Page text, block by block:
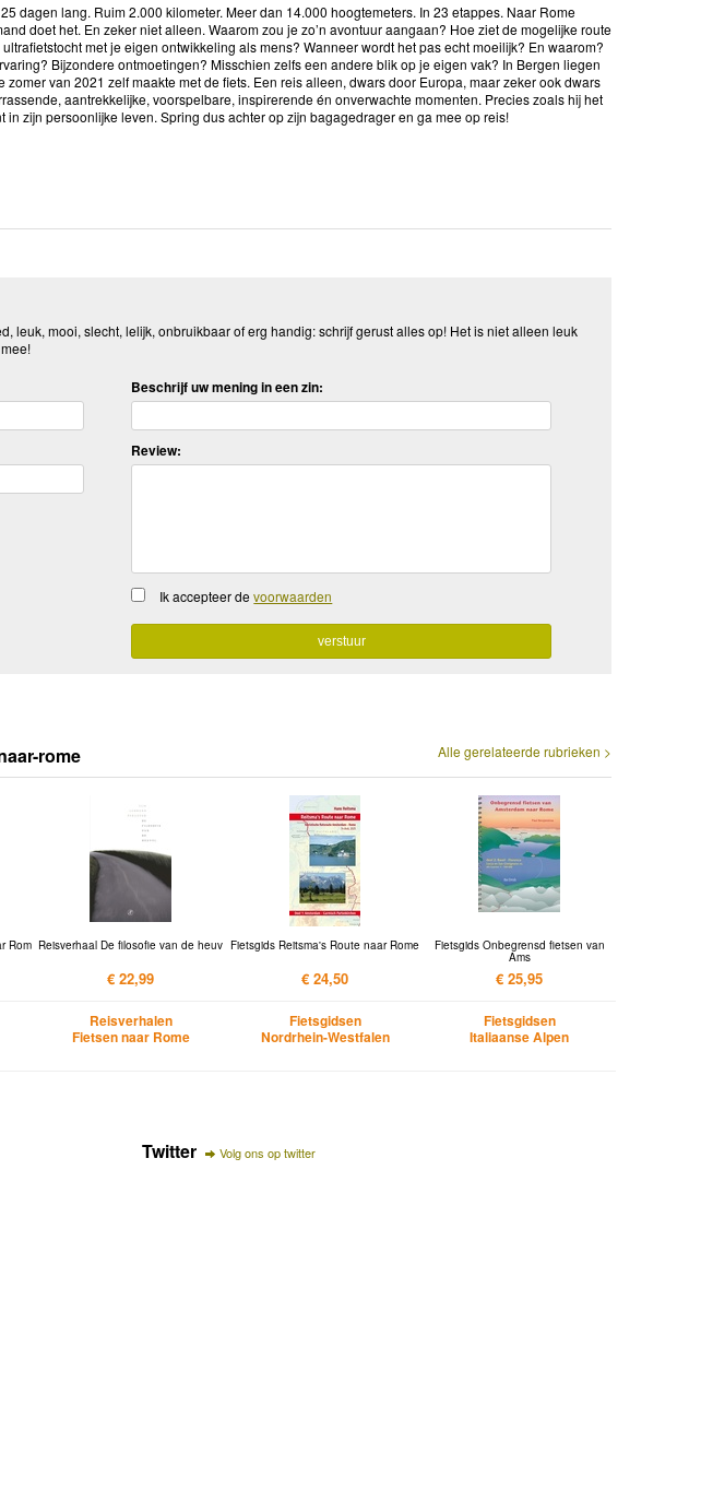
dagen lang. Ruim 2.000 kilometer. Meer dan 14.000 hoogtemeters. In 23 etappes. Naar Rome
doet het. En zeker niet alleen. Waarom zou je zo’n avontuur aangaan? Hoe ziet de mogelijke route
met je eigen ontwikkeling als mens? Wanneer wordt het pas echt moeilijk? En waarom?
Bijzondere ontmoetingen? Misschien zelfs een andere blik op je eigen vak? In Bergen liegen
van 2021 zelf maakte met de fiets. Een reis alleen, dwars door Europa, maar zeker ook dwars
aantrekkelijke, voorspelbare, inspirerende én onverwachte momenten. Precies zoals hij het
zijn persoonlijke leven. Spring dus achter op zijn bagagedrager en ga mee op reis!
leuk, mooi, slecht, lelijk, onbruikbaar of erg handig: schrijf gerust alles op! Het is niet alleen leuk
Beschrijf uw mening in een zin:
Review:
Ik accepteer devoorwaarden
Alle gerelateerde rubrieken >
rome
Rom Reisverhaal De filosofie van de heuv
€ 22,99
Reisverhalen
Fietsen naar Rome
Fietsgids Reitsma's Route naar Rome
€ 24,50
Fietsgidsen
Nordrhein-Westfalen
Fietsgids Onbegrensd fietsen van
Ams
€ 25,95
Fietsgidsen
Italiaanse Alpen
Twitter Volg ons op twitter